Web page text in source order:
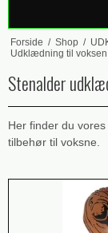
Forside / Shop /
Udklædning til voksen
Stenalder
Her finder du
tilbehør til voksne.